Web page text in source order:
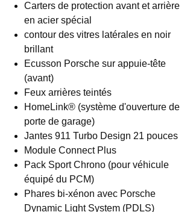
Carters de protection avant et arrière
en acier spécial
contour des vitres latérales en noir
brillant
Ecusson Porsche sur appuie-tête
(avant)
Feux arrières teintés
HomeLink® (système d'ouverture de
porte de garage)
Jantes 911 Turbo Design 21 pouces
Module Connect Plus
Pack Sport Chrono (pour véhicule
équipé du PCM)
Phares bi-xénon avec Porsche
Dynamic Light System (PDLS)